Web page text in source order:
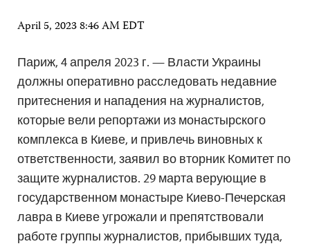
April 5, 2023 8:46 AM EDT
Париж, 4 апреля 2023 г. — Власти Украины
должны оперативно расследовать недавние
притеснения и нападения на журналистов,
которые вели репортажи из монастырского
комплекса в Киеве, и привлечь виновных к
ответственности, заявил во вторник Комитет по
защите журналистов. 29 марта верующие в
государственном монастыре Киево-Печерская
лавра в Киеве угрожали и препятствовали
работе группы журналистов, прибывших туда,